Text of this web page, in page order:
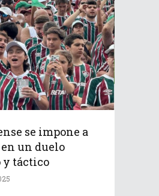
se impone a
un duelo
y táctico